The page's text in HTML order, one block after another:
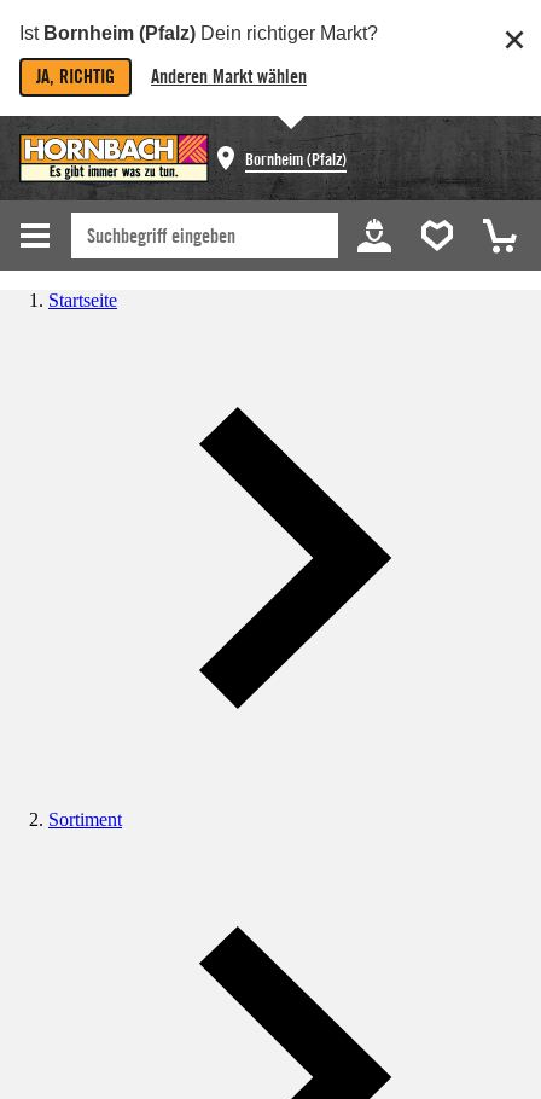
Ist Bornheim (Pfalz) Dein richtiger Markt?
JA, RICHTIG Anderen Markt wählen
Bornheim (Pfalz)
Startseite
Sortiment